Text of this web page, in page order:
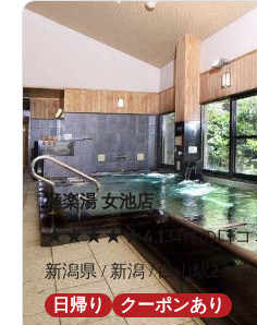
極楽湯 女池店
★★★★★4.1
34件の口コ
新潟県 / 新潟 / 白山駅2.5km
日帰り
クーポンあり